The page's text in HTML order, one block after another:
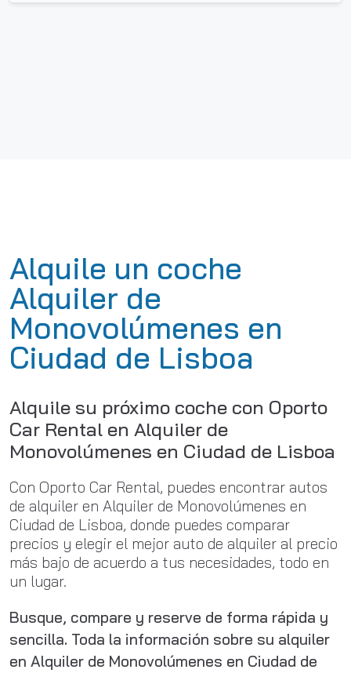
Alquile un coche
Alquiler de
Monovolúmenes en
Ciudad de Lisboa
Alquile su próximo coche con Oporto
Car Rental en Alquiler de
Monovolúmenes en Ciudad de Lisboa
Con Oporto Car Rental, puedes encontrar autos
de alquiler en Alquiler de Monovolúmenes en
Ciudad de Lisboa, donde puedes comparar
precios y elegir el mejor auto de alquiler al precio
más bajo de acuerdo a tus necesidades, todo en
un lugar.
Busque, compare y reserve de forma rápida y
sencilla. Toda la información sobre su alquiler
en Alquiler de Monovolúmenes en Ciudad de